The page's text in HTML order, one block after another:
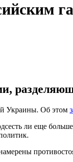
Украины. Об этом
ли еще